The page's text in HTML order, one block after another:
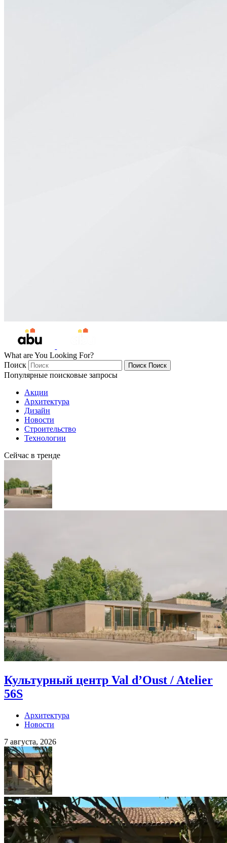
What are You Looking For?
Поиск
Поиск Поиск
Популярные поисковые запросы
Акции
Архитектура
Дизайн
Новости
Строительство
Технологии
Сейчас в тренде
Культурный центр Val d’Oust / Atelier
56S
Архитектура
Новости
7 августа, 2026